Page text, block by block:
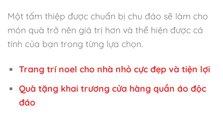
Một tấm thiệp được chuẩn bị chu đáo sẽ làm cho
món quà trở nên giá trị hơn và thể hiện được cá
tính của bạn trong từng lựa chọn.
Trang trí noel cho nhà nhỏ cực đẹp và tiện lợi
Quà tặng khai trương cửa hàng quần áo độc
đáo